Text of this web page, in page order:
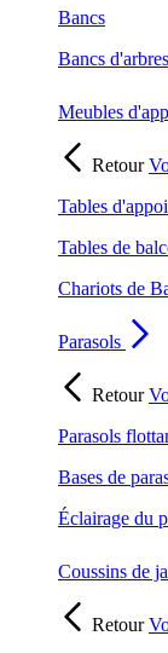
Bancs
Bancs d'arbres
Meubles
Retour
Tables
Tables de
Chariots de
Parasols
Retour
Parasols
Bases de
Éclairage du
Coussins de
Retour